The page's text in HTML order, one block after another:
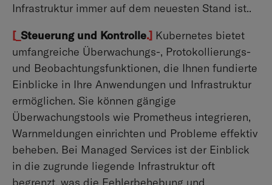
Infrastruktur immer auf dem neuesten Stand ist..
[_ Steuerung und Kontrolle.] Kubernetes bietet
umfangreiche Überwachungs-, Protokollierungs-
und Beobachtungsfunktionen, die Ihnen fundierte
Einblicke in Ihre Anwendungen und Infrastruktur
ermöglichen. Sie können gängige
Überwachungstools wie Prometheus integrieren,
Warnmeldungen einrichten und Probleme effektiv
beheben. Bei Managed Services ist der Einblick
in die zugrunde liegende Infrastruktur oft